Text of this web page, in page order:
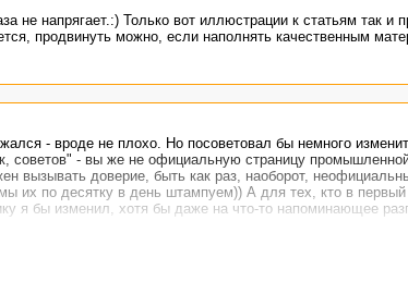
не напрягает.:) Только вот иллюстрации к статьям так и
продвинуть можно, если наполнять качественным
- вроде не плохо. Но посоветовал бы немного
советов" - вы же не официальную страницу
вызывать доверие, быть как раз, наоборот,
их по десятку в день штампуем)) А для тех, кто в
я бы изменил, хотя бы даже на что-то напоминающее